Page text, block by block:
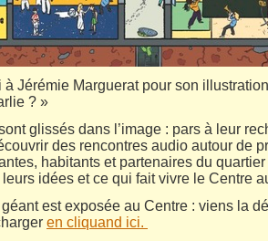
à Jérémie Marguerat pour son
? »
glissés dans l’image : pars à leur
des rencontres audio autour de
habitants et partenaires du
idées et ce qui fait vivre le Centre
géant est exposée au Centre : viens la
en cliquand ici.